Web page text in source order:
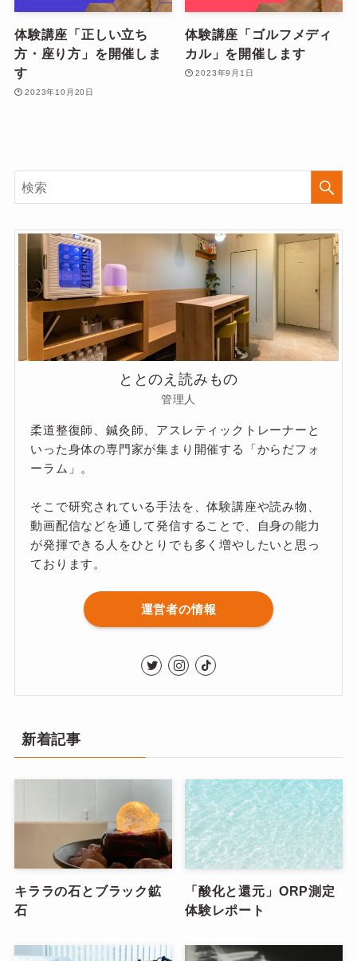
体験講座「正しい立ち
方・座り方」を開催しま
す
2023年10月20日
体験講座「ゴルフメディ
カル」を開催します
2023年9月1日
ととのえ読みもの
管理人
柔道整復師、鍼灸師、アスレティックトレーナーと
いった身体の専門家が集まり開催する「からだフォ
ーラム」。
そこで研究されている手法を、体験講座や読み物、
動画配信などを通して発信することで、自身の能力
が発揮できる人をひとりでも多く増やしたいと思っ
ております。
運営者の情報
新着記事
キララの石とブラック鉱
石
「酸化と還元」ORP測定
体験レポート